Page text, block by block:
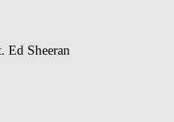
Ed Sheeran